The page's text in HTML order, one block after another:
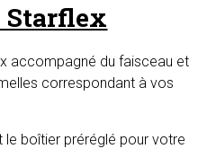
Starflex
accompagné du faisceau et
correspondant à vos
le boîtier préréglé pour votre